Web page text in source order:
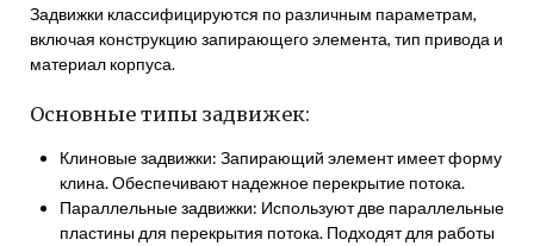
Задвижки классифицируются по различным параметрам,
включая конструкцию запирающего элемента, тип привода и
материал корпуса.
Основные типы задвижек:
Клиновые задвижки: Запирающий элемент имеет форму
клина. Обеспечивают надежное перекрытие потока.
Параллельные задвижки: Используют две параллельные
пластины для перекрытия потока. Подходят для работы